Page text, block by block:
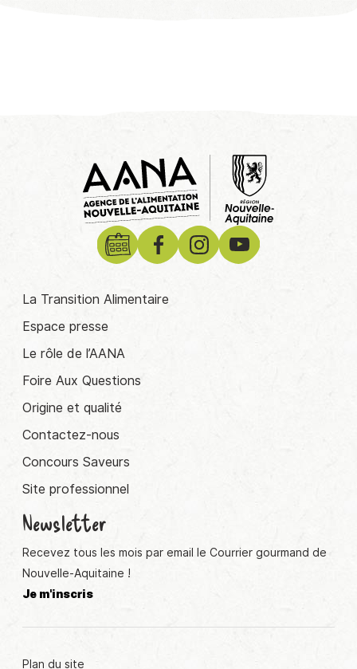
La Transition Alimentaire
Espace presse
Le rôle de l’AANA
Foire Aux Questions
Origine et qualité
Contactez-nous
Concours Saveurs
Site professionnel
Newsletter
Recevez tous les mois par email le Courrier gourmand de
Nouvelle-Aquitaine !
Je m'inscris
Plan du site